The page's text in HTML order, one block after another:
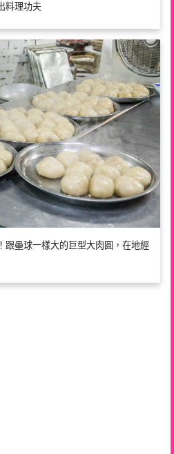
料理功夫
跟壘球一樣大的巨型大肉圓，在地經